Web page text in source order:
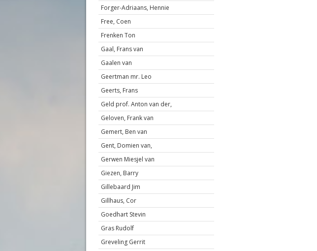
Forger-Adriaans, Hennie
Free, Coen
Frenken Ton
Gaal, Frans van
Gaalen van
Geertman mr. Leo
Geerts, Frans
Geld prof. Anton van der,
Geloven, Frank van
Gemert, Ben van
Gent, Domien van,
Gerwen Miesjel van
Giezen, Barry
Gillebaard Jim
Gillhaus, Cor
Goedhart Stevin
Gras Rudolf
Greveling Gerrit